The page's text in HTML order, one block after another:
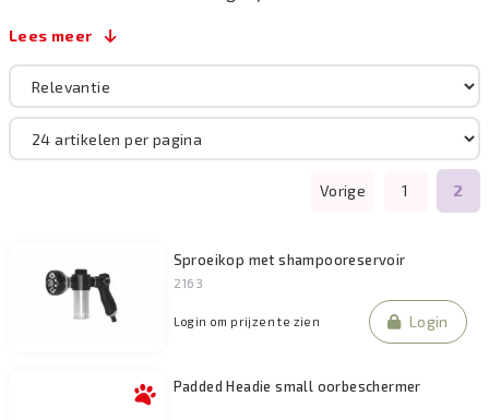
Lees meer
Vorige 1 2
Sproeikop met shampooreservoir
2163
Login om prijzen te zien Login
Padded Headie small oorbeschermer